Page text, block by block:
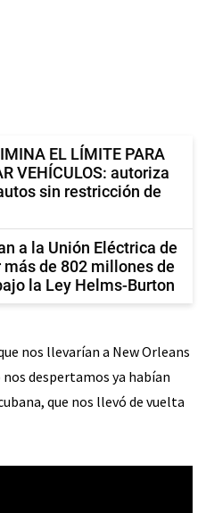
EL LÍMITE PARA
VEHÍCULOS: autoriza
sin restricción de
a la Unión Eléctrica de
más de 802 millones de
la Ley Helms-Burton
nos llevarían a New Orleans
despertamos ya habían
que nos llevó de vuelta